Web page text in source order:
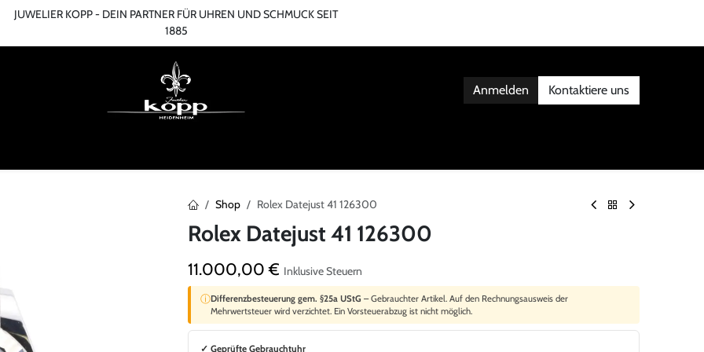
JUWELIER KOPP - DEIN PARTNER FÜR UHREN UND SCHMUCK SEIT
1885
Anmelden Kontaktiere uns
Shop Rolex Datejust 41 126300
Rolex Datejust 41 126300
11.000,00 € Inklusive Steuern
ⓘDifferenzbesteuerung gem. §25a UStG – Gebrauchter Artikel. Auf den Rechnungsausweis der
Mehrwertsteuer wird verzichtet. Ein Vorsteuerabzug ist nicht möglich.
✓ Geprüfte Gebrauchtuhr